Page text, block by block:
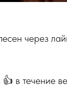
через
в течение